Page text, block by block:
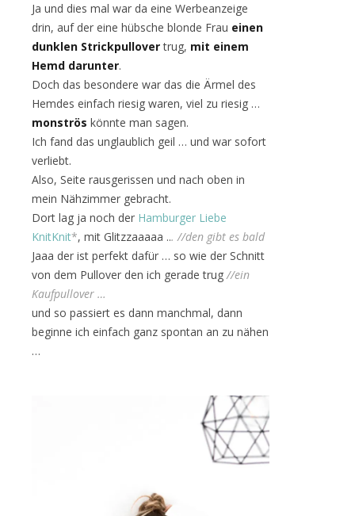
Ja und dies mal war da eine Werbeanzeige
drin, auf der eine hübsche blonde Frau einen
dunklen Strickpullovertrug, mit einem
Hemd darunter.
Doch das besondere war das die Ärmel des
Hemdes einfach riesig waren, viel zu riesig …
monströs könnte man sagen.
Ich fand das unglaublich geil … und war sofort
verliebt.
Also, Seite rausgerissen und nach oben in
mein Nähzimmer gebracht.
Dort lag ja noch der Hamburger Liebe
KnitKnit*, mit Glitzzaaaaa ... //den gibt es bald
Jaaa der ist perfekt dafür … so wie der Schnitt
von dem Pullover den ich gerade trug//ein
Kaufpullover …
und so passiert es dann manchmal, dann
beginne ich einfach ganz spontan an zu nähen
…